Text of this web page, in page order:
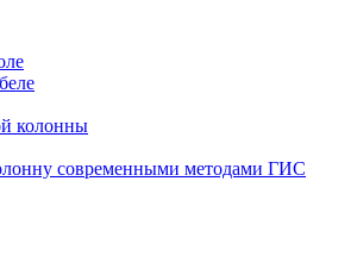
колонны
современными методами ГИС